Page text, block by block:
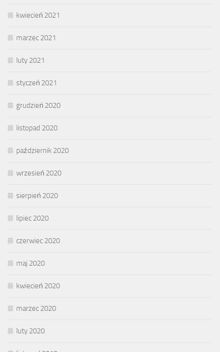
kwiecień 2021
marzec 2021
luty 2021
styczeń 2021
grudzień 2020
listopad 2020
październik 2020
wrzesień 2020
sierpień 2020
lipiec 2020
czerwiec 2020
maj 2020
kwiecień 2020
marzec 2020
luty 2020